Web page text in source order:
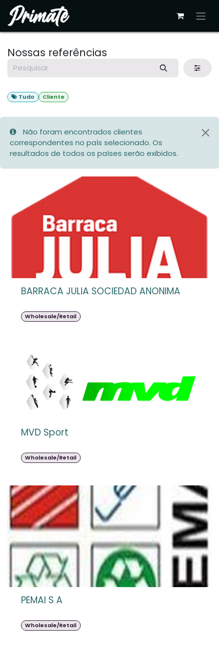
Pular para o conteúdo
Nossas referências
Tudo Cliente
Não foram encontrados clientes
correspondentes no país selecionado. Os
resultados de todos os países serão exibidos.
BARRACA JULIA SOCIEDAD ANONIMA
Wholesale/Retail
MVD Sport
Wholesale/Retail
PEMAI S A
Wholesale/Retail